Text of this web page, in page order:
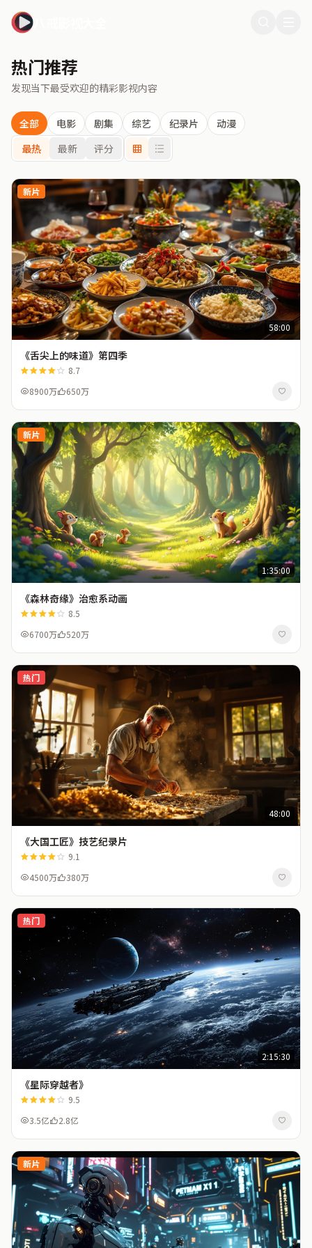
热门推荐
发现当下最受欢迎的精彩影视内容
全部 电影 剧集 综艺 纪录片
动漫
最热
最新 评分
新片
58:00
《舌尖上的味道》第四季
8.7
8900万
650万
新片
1:35:00
《森林奇缘》治愈系动画
8.5
6700万
520万
热门
48:00
《大国工匠》技艺纪录片
9.1
4500万
380万
热门
2:15:30
《星际穿越者》
9.5
3.5亿
2.8亿
新片